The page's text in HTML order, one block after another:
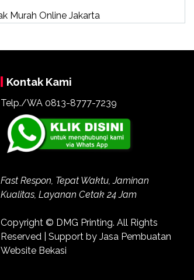
Kontak Kami
Telp./WA 0813-8777-7239
Fast Respon, Tepat Waktu, Jaminan
Kualitas, Layanan Cetak 24 Jam
Copyright © DMG Printing. All Rights
Reserved | Support by Jasa Pembuatan
Website Bekasi